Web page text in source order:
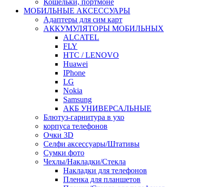
Кошельки, портмоне
МОБИЛЬНЫЕ АКСЕССУАРЫ
Адаптеры для сим карт
АККУМУЛЯТОРЫ МОБИЛЬНЫХ
ALCATEL
FLY
HTC / LENOVO
Huawei
IPhone
LG
Nokia
Samsung
АКБ УНИВЕРСАЛЬНЫЕ
Блютуз-гарнитура в ухо
корпуса телефонов
Очки 3D
Селфи аксессуары/Штативы
Сумки фото
Чехлы/Накладки/Стекла
Накладки для телефонов
Пленка для планшетов